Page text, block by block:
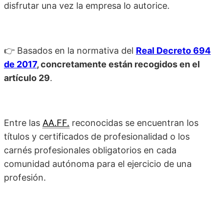
disfrutar una vez la empresa lo autorice.
👉 Basados en la normativa del Real Decreto 694
de 2017, concretamente están recogidos en el
artículo 29.
Entre las AA.FF. reconocidas se encuentran los
títulos y certificados de profesionalidad o los
carnés profesionales obligatorios en cada
comunidad autónoma para el ejercicio de una
profesión.